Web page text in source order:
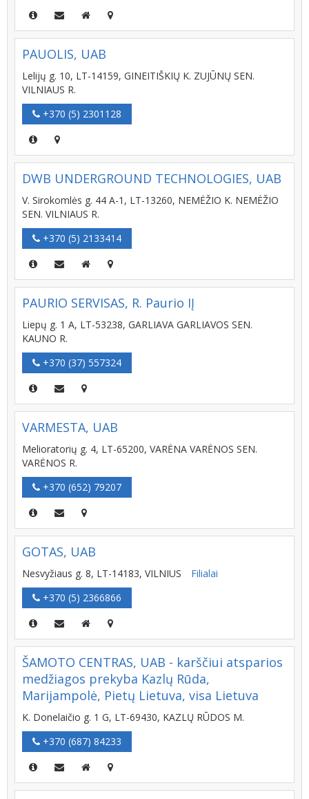
PAUOLIS, UAB
Lelijų g. 10, LT-14159, GINEITIŠKIŲ K. ZUJŪNŲ SEN.
VILNIAUS R.
+370 (5) 2301128
DWB UNDERGROUND TECHNOLOGIES, UAB
V. Sirokomlės g. 44 A-1, LT-13260, NEMĖŽIO K. NEMĖŽIO
SEN. VILNIAUS R.
+370 (5) 2133414
PAURIO SERVISAS, R. Paurio IĮ
Liepų g. 1 A, LT-53238, GARLIAVA GARLIAVOS SEN.
KAUNO R.
+370 (37) 557324
VARMESTA, UAB
Melioratorių g. 4, LT-65200, VARĖNA VARĖNOS SEN.
VARĖNOS R.
+370 (652) 79207
GOTAS, UAB
Nesvyžiaus g. 8, LT-14183, VILNIUS
Filialai
+370 (5) 2366866
ŠAMOTO CENTRAS, UAB - karščiui atsparios
medžiagos prekyba Kazlų Rūda,
Marijampolė, Pietų Lietuva, visa Lietuva
K. Donelaičio g. 1 G, LT-69430, KAZLŲ RŪDOS M.
+370 (687) 84233